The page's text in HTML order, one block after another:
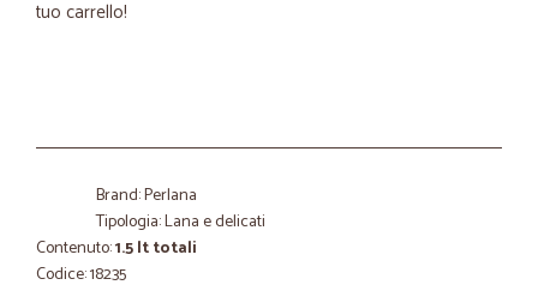
tuo carrello!
Brand: Perlana
Tipologia: Lana e delicati
Contenuto:1.5 lt totali
Codice: 18235